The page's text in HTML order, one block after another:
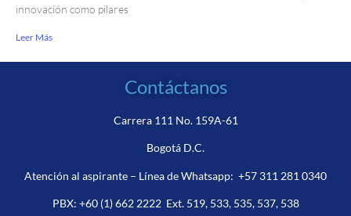
innovación como pilares
Leer Más
Contáctanos
Carrera 111 No. 159A-61
Bogotá D.C.
Atención al aspirante – Línea de Whatsapp: +57 311 281 0340
PBX: +60 (1) 662 2222Ext. 519, 533, 535, 537, 538